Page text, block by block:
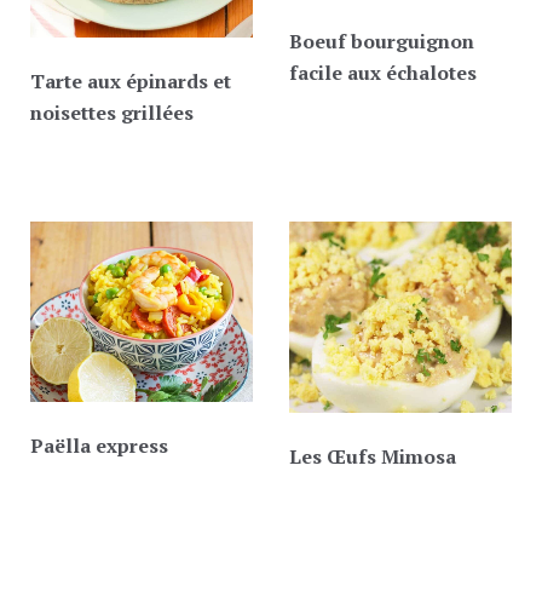
Tarte aux épinards et
noisettes grillées
Boeuf bourguignon
facile aux échalotes
Paëlla express Les Œufs Mimosa